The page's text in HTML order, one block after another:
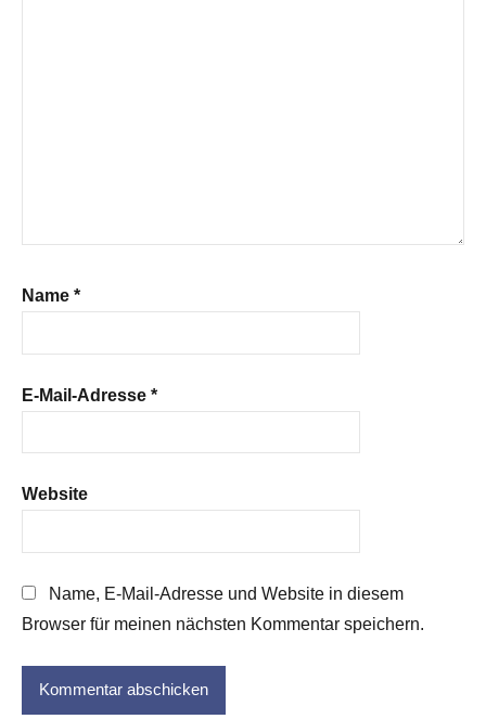
Name *
E-Mail-Adresse *
Website
Name, E-Mail-Adresse und Website in diesem
Browser für meinen nächsten Kommentar speichern.